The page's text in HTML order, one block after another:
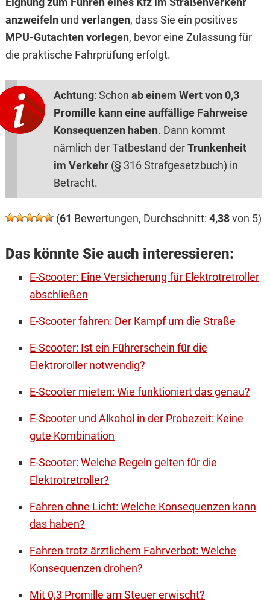
anzweifelnund verlangen, dass Sie ein positives
MPU-Gutachten vorlegen, bevor eine Zulassung für
die praktische Fahrprüfung erfolgt.
Achtung: Schon ab einem Wert von 0,3
Promille kann eine auffällige Fahrweise
Konsequenzen haben. Dann kommt
nämlich der Tatbestand derTrunkenheit
im Verkehr(§ 316 Strafgesetzbuch) in
Betracht.
(61 Bewertungen, Durchschnitt: 4,38von 5)
Das könnte Sie auch interessieren:
E-Scooter: Eine Versicherung für Elektrotretroller
abschließen
E-Scooter fahren: Der Kampf um die Straße
E-Scooter: Ist ein Führerschein für die
Elektroroller notwendig?
E-Scooter mieten: Wie funktioniert das genau?
E-Scooter und Alkohol in der Probezeit: Keine
gute Kombination
E-Scooter: Welche Regeln gelten für die
Elektrotretroller?
Fahren ohne Licht: Welche Konsequenzen kann
das haben?
Fahren trotz ärztlichem Fahrverbot: Welche
Konsequenzen drohen?
Mit 0,3 Promille am Steuer erwischt?